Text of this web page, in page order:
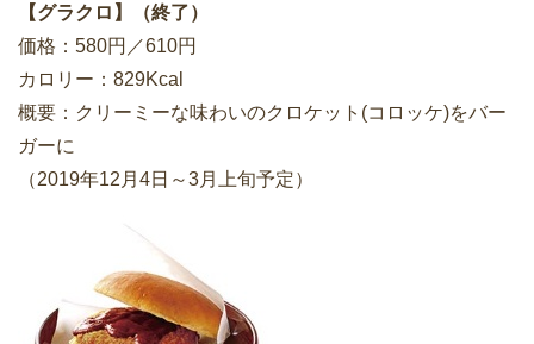
【グラクロ】（終了）
価格：580円／610円
カロリー：829Kcal
概要：クリーミーな味わいのクロケット(コロッケ)をバー
ガーに
（2019年12月4日～3月上旬予定）